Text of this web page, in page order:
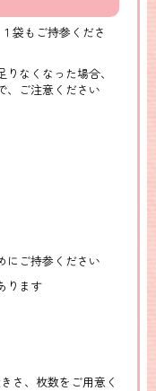
袋もご持参くださ
なくなった場合、
、ご注意ください
にご持参ください
ります
さ、枚数をご用意く